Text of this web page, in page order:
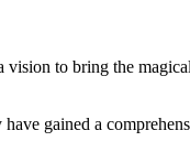
vision to bring the
gained a